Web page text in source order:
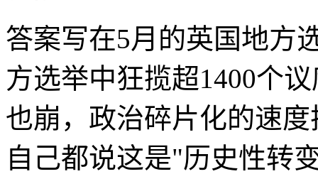
答案写在5月的英国地方
方选举中狂揽超1400个
也崩，政治碎片化的速
自己都说这是"历史性转